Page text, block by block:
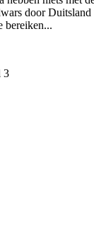
door
bereiken...
3